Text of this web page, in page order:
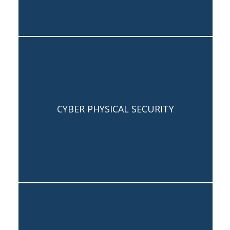
CYBER PHYSICAL SECURITY
Team: Orazio Colaneri, Rifat Seferi,